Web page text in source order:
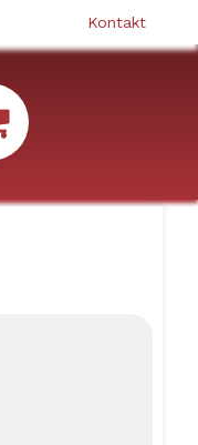
Kontakt